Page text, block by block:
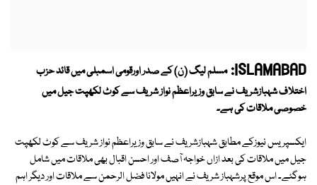
ISLAMABAD: مسلم لیگ (ن) کے صدر اورقومی اسمبلی میں قائد حزب
اختلاف شہبازشریف نے سابق وزیراعظم نواز شریف سے کوٹ لکھپت جیل میں
خصوصی ملاقات کی ہے۔
ایکسپریس نیوزکے مطابق شہبازشریف نے سابق وزیراعظم نواز شریف سے کوٹ لکھپت
جیل میں ملاقات کی بعد ازاں خواجہ آصف اور احسن اقبال بھی ملاقات میں شامل
ہوگئے۔ اس موقع پرشہباز شریف نے انہیں مولانا فضل الرحمن سے ملاقات اور دیگر اہم